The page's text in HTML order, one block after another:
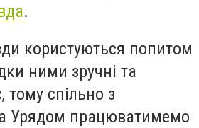
.
користуються попитом
ними зручні та
тому спільно з
Урядом працюватимемо